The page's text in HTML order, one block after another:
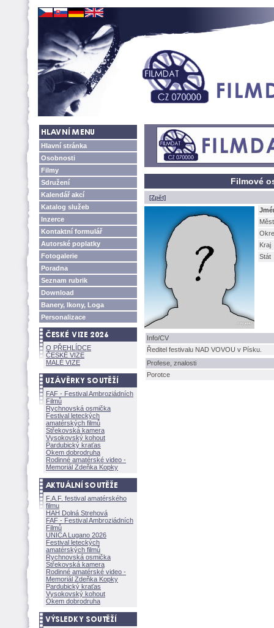
Hlavní stránka
Osobnosti
Filmy
Sdružení
Kalendář akcí
Katalog služeb
Inzerce
Kontaktní formulář
Autorské poplatky
Fotogalerie
Poradna
Seznam rubrik
Download
Banery, Ikony, Loga
Personalizace
O PŘEHLÍDCE
ČESKÉ VIZE
MALÉ VIZE
FAF - Festival Ambroziádních
Filmů
Rychnovská osmička
Festival leteckých
amatérských filmů
Střekovská kamera
Vysokovský kohout
Pardubický kraťas
Okem dobrodruha
Rodinné amatérské video -
Memoriál Zdeňka Kopky
F.A.F. festival amatérského
filmu
HAH Dolná Strehov
FAF - Festival Ambroziádních
Filmů
UNICA Lugano 2026
Festival leteckých
amatérských filmů
Rychnovská osmička
Střekovská kamera
Rodinné amatérské video -
Memoriál Zdeňka Kopky
Pardubický kraťas
Vysokovský kohout
Okem dobrodruha
Filmové
[Zpět]
Kraj
Stát
Info/CV
Ředitel festivalu NAD VOVOU v Písku.
Profese, znalosti
Porotce